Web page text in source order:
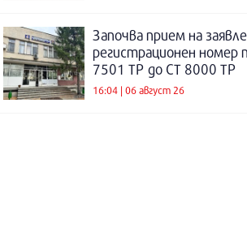
Започва прием на
регистрационен номер
7501 ТР до СТ 8000 ТР
16:04 | 06 август 26